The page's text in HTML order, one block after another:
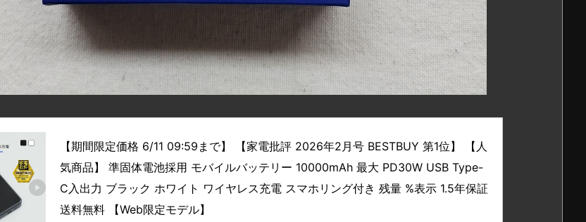
【期間限定価格 6/11 09:59まで】 【家電批評 2026年2月号 BESTBUY 第1位】 【人
気商品】 準固体電池採用 モバイルバッテリー 10000mAh 最大 PD30W USB Type-
C入出力 ブラック ホワイト ワイヤレス充電 スマホリング付き 残量 %表示 1.5年保証
送料無料 【Web限定モデル】